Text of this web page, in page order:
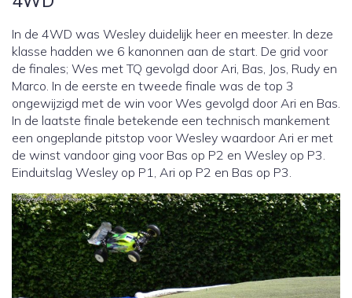
In de 4WD was Wesley duidelijk heer en meester. In deze
klasse hadden we 6 kanonnen aan de start. De grid voor
de finales; Wes met TQ gevolgd door Ari, Bas, Jos, Rudy en
Marco. In de eerste en tweede finale was de top 3
ongewijzigd met de win voor Wes gevolgd door Ari en Bas.
In de laatste finale betekende een technisch mankement
een ongeplande pitstop voor Wesley waardoor Ari er met
de winst vandoor ging voor Bas op P2 en Wesley op P3.
Einduitslag Wesley op P1, Ari op P2 en Bas op P3.